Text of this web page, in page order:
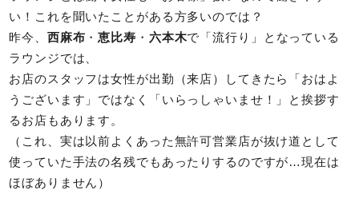
い！これを聞いたことがある方多いのでは？
昨今、 西麻布 ・恵比寿 ・ 六本木で「流行り」となっている
ラウンジでは、
お店のスタッフは女性が出勤（来店）してきたら「おはよ
うございます」ではなく「いらっしゃいませ！」と挨拶す
るお店もあります。
（これ、実は以前よくあった無許可営業店が抜け道として
使っていた手法の名残でもあったりするのですが…現在は
ほぼありません）